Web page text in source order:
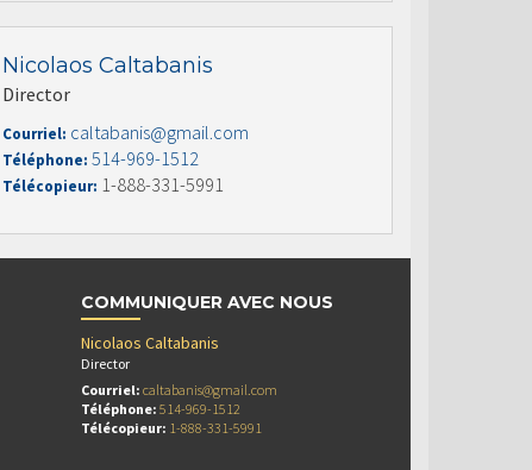
Nicolaos Caltabanis
Director
Courriel: caltabanis@gmail.com
Téléphone: 514-969-1512
Télécopieur: 1-888-331-5991
COMMUNIQUER AVEC NOUS
Nicolaos Caltabanis
Director
Courriel: caltabanis@gmail.com
Téléphone: 514-969-1512
Télécopieur: 1-888-331-5991